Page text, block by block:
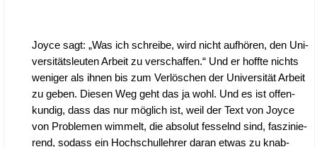
Joy­ce sagt: „Was ich schrei­be, wird nicht auf­hö­ren, den Uni­
ver­si­täts­leu­ten Arbeit zu ver­schaf­fen.“ Und er hoff­te nichts
weni­ger als ihnen bis zum Ver­lö­schen der Uni­ver­si­tät Arbeit
zu geben. Die­sen Weg geht das ja wohl. Und es ist offen­
kun­dig, dass das nur mög­lich ist, weil der Text von Joy­ce
von Pro­ble­men wim­melt, die abso­lut fes­selnd sind, fas­zi­nie­
rend, sodass ein Hoch­schul­leh­rer dar­an etwas zu knab­